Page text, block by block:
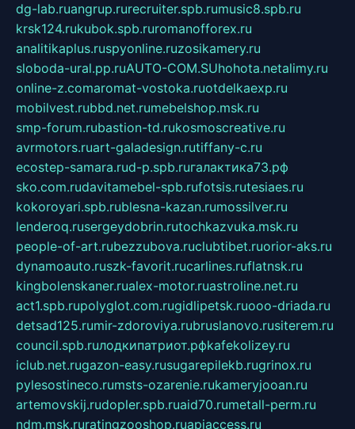
dg-lab.ruangrup.rurecruiter.spb.rumusic8.spb.ru
krsk124.rukubok.spb.ruromanofforex.ru
analitikaplus.ruspyonline.ruzosikamery.ru
sloboda-ural.pp.ruAUTO-COM.SUhohota.netalimy.ru
online-z.comaromat-vostoka.ruotdelkaexp.ru
mobilvest.rubbd.net.rumebelshop.msk.ru
smp-forum.rubastion-td.rukosmoscreative.ru
avrmotors.ruart-galadesign.rutiffany-c.ru
ecostep-samara.rud-p.spb.ruгалактика73.рф
sko.com.rudavitamebel-spb.rufotsis.rutesiaes.ru
kokoroyari.spb.rublesna-kazan.rumossilver.ru
lenderoq.rusergeydobrin.rutochkazvuka.msk.ru
people-of-art.rubezzubova.ruclubtibet.ruorior-aks.ru
dynamoauto.ruszk-favorit.rucarlines.ruflatnsk.ru
kingbolenskaner.rualex-motor.ruastroline.net.ru
act1.spb.rupolyglot.com.rugidlipetsk.ruooo-driada.ru
detsad125.rumir-zdoroviya.rubruslanovo.rusiterem.ru
council.spb.ruлодкипатриот.рфkafekolizey.ru
iclub.net.rugazon-easy.rusugarepilekb.rugrinox.ru
pylesostineco.rumsts-ozarenie.rukameryjooan.ru
artemovskij.rudopler.spb.ruaid70.rumetall-perm.ru
ndm.msk.ruratingzooshop.ruapiaccess.ru